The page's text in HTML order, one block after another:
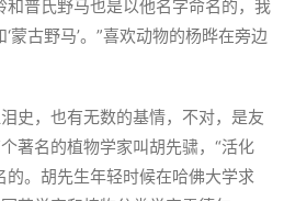
和普氏野马也是以他名字命名的，我
蒙古野马’。”喜欢动物的杨晔在旁边
史，也有无数的基情，不对，是友
著名的植物学家叫胡先骕，“活化
的。胡先生年轻时候在哈佛大学求